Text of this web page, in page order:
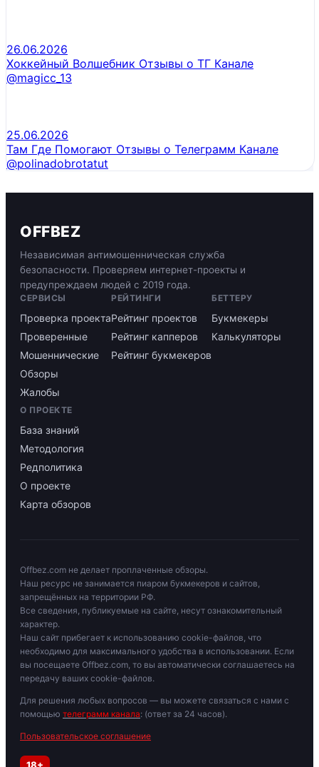
26.06.2026
Хоккейный Волшебник Отзывы о ТГ Канале
@magicc_13
25.06.2026
Там Где Помогают Отзывы о Телеграмм Канале
@polinadobrotatut
OFFBEZ
Независимая антимошенническая служба
безопасности. Проверяем интернет-проекты и
предупреждаем людей с 2019 года.
СЕРВИСЫ
Проверка проекта
Проверенные
Мошеннические
Обзоры
Жалобы
РЕЙТИНГИ
Рейтинг проектов
Рейтинг капперов
Рейтинг букмекеров
БЕТТЕРУ
Букмекеры
Калькуляторы
О ПРОЕКТЕ
База знаний
Методология
Редполитика
О проекте
Карта обзоров
Offbez.com не делает проплаченные обзоры.
Наш ресурс не занимается пиаром букмекеров и сайтов,
запрещённых на территории РФ.
Все сведения, публикуемые на сайте, несут ознакомительный
характер.
Наш сайт прибегает к использованию cookie-файлов, что
необходимо для максимального удобства в использовании. Если
вы посещаете Offbez.com, то вы автоматически соглашаетесь на
передачу ваших cookie-файлов.
Для решения любых вопросов — вы можете связаться с нами с
помощью телеграмм канала: (ответ за 24 часов).
Пользовательское соглашение
18+